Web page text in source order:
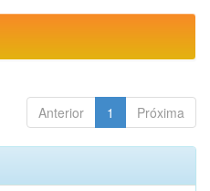
Anterior 1 Próxima